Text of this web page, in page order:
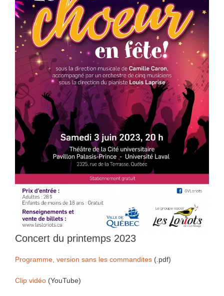
Concert du printemps 2023
Programme, version sans les commandites (.pdf)
Clip vidéo (YouTube)